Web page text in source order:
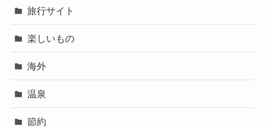
旅行サイト
楽しいもの
海外
温泉
節約